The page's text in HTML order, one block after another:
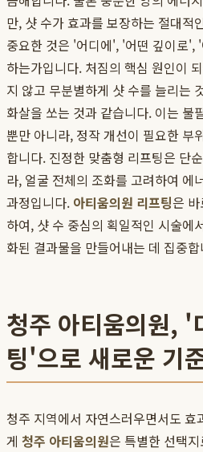
만, 샷 수가 효과를 보장하는 절대적
중요한 것은 '어디에', '어떤 깊이로',
하는가입니다. 처짐의 핵심 원인이
지 않고 무분별하게 샷 수를 늘리는
화살을 쏘는 것과 같습니다. 이는 불
뿐만 아니라, 정작 개선이 필요한 부
합니다. 진정한 맞춤형 리프팅은 단
라, 얼굴 전체의 조화를 고려하여 에
과정입니다. 아티움의원 리프팅은
하여, 샷 수 중심의 획일적인 시술에
화된 결과물을 만들어내는 데 집중
청주 아티움의원, '
팅'으로 새로운 기
청주 지역에서 자연스러우면서도 효
게 청주 아티움의원은 특별한 선택